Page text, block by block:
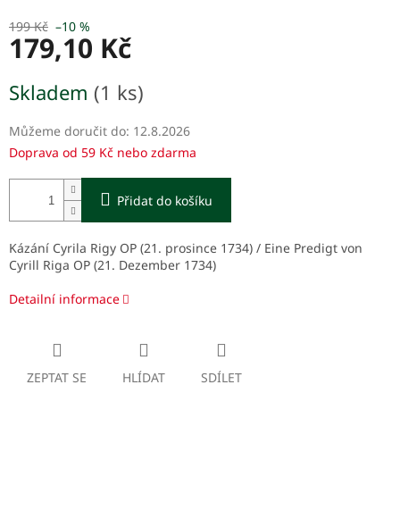
199 Kč –10 %
179,10 Kč
cena:
Skladem (1 ks)
Můžeme doručit do: 12.8.2026
Doprava od 59 Kč nebo zdarma
Přidat do košíku
Kázání Cyrila Rigy OP (21. prosince 1734) / Eine Predigt von
Cyrill Riga OP (21. Dezember 1734)
Detailní informace
ZEPTAT SE HLÍDAT SDÍLET